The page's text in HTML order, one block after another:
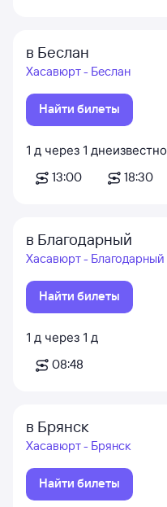
в Беслан
Хасавюрт - Беслан
Найти билеты
1 д через 1 д
13:00
неизвестно
18:30
в Благодарный
Хасавюрт - Благодарный
Найти билеты
1 д через 1 д
08:48
в Брянск
Хасавюрт - Брянск
Найти билеты